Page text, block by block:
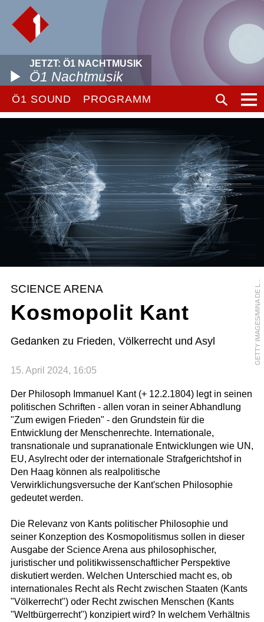
JETZT: Ö1 NACHTMUSIK
Ö1 Nachtmusik
Ö1 SOUND PROGRAMM
G
E
T
T
Y
I
M
A
G
E
S
/
M
I
N
A
D
E
L
A
O
SCIENCE ARENA
Kosmopolit Kant
Gedanken zu Frieden, Völkerrecht und Asyl
15. April 2024, 16:05
Der Philosoph Immanuel Kant (+ 12.2.1804) legt in seinen
politischen Schriften - allen voran in seiner Abhandlung
"Zum ewigen Frieden" - den Grundstein für die
Entwicklung der Menschenrechte. Internationale,
transnationale und supranationale Entwicklungen wie UN,
EU, Asylrecht oder der internationale Strafgerichtshof in
Den Haag können als realpolitische
Verwirklichungsversuche der Kant'schen Philosophie
gedeutet werden.
Die Relevanz von Kants politischer Philosophie und
seiner Konzeption des Kosmopolitismus sollen in dieser
Ausgabe der Science Arena aus philosophischer,
juristischer und politikwissenschaftlicher Perspektive
diskutiert werden. Welchen Unterschied macht es, ob
internationales Recht als Recht zwischen Staaten (Kants
"Völkerrecht") oder Recht zwischen Menschen (Kants
"Weltbürgerrecht") konzipiert wird? In welchem Verhältnis